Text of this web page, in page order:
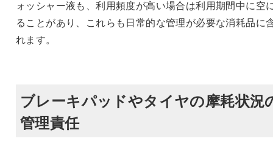
ォッシャー液も、利用頻度が高い場合は利用期間中に空
ることがあり、これらも日常的な管理が必要な消耗品に
れます。
ブレーキパッドやタイヤの摩耗状況
管理責任